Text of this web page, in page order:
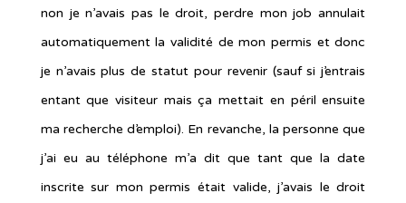
non je n’avais pas le droit, perdre mon job annulait
automatiquement la validité de mon permis et donc
je n’avais plus de statut pour revenir (sauf si j’entrais
entant que visiteur mais ça mettait en péril ensuite
ma recherche d’emploi). En revanche, la personne que
j’ai eu au téléphone m’a dit que tant que la date
inscrite sur mon permis était valide, j’avais le droit